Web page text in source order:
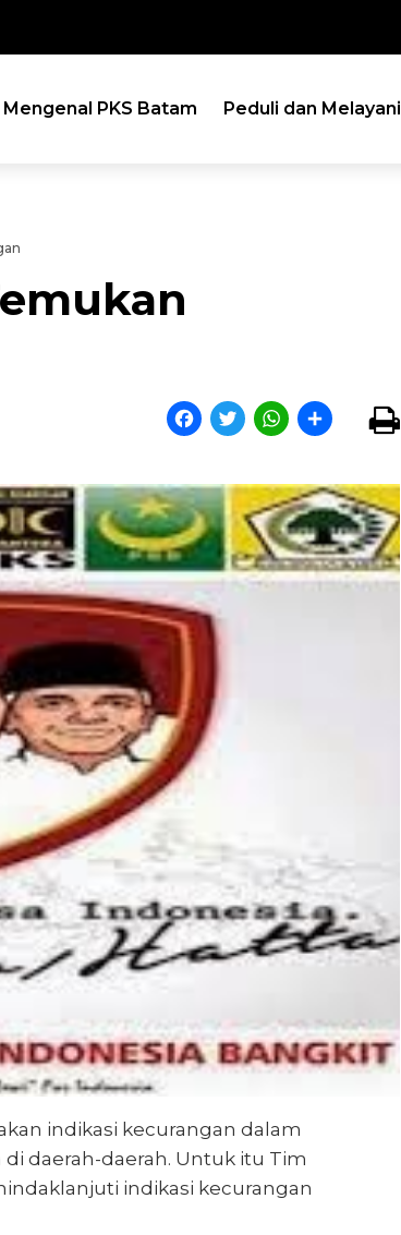
Mengenal PKS Batam Peduli dan Melayani
Facebook
TwitterWhatsApp
Share
indikasi kecurangan dalam
daerah-daerah. Untuk itu Tim
indikasi kecurangan